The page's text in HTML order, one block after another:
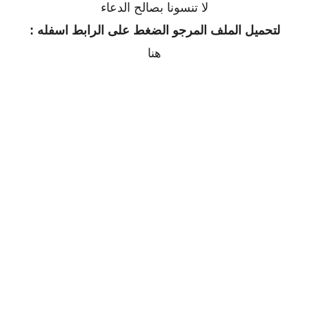
لا تنسونا بصالح الدعاء
لتحميل الملف المرجو الضغط على الرابط اسفله :
هنا